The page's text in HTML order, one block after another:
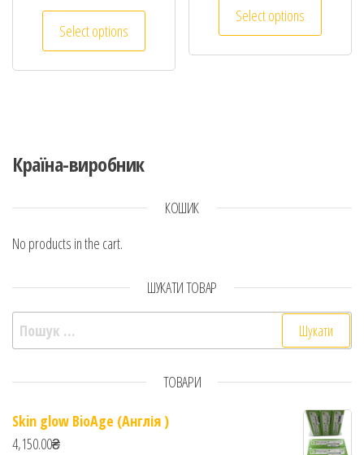
Select options
Select options
Країна-виробник
КОШИК
No products in the cart.
ШУКАТИ ТОВАР
Пошук:
ТОВАРИ
Skin glow BioAge (Англія )
4,150.00₴